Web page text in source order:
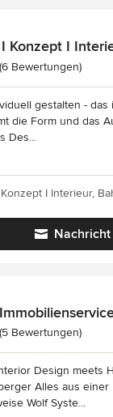
Konzept I
5 von
(6 Bewertungen)
gestalten - das
die Form und das
Des...
Nachricht
I Interieur,
5 von
(5 Bewertungen)
Design meets
Alles aus einer
Wolf Syste...